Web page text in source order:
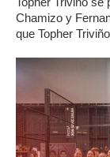
Chamizo y
que Topher